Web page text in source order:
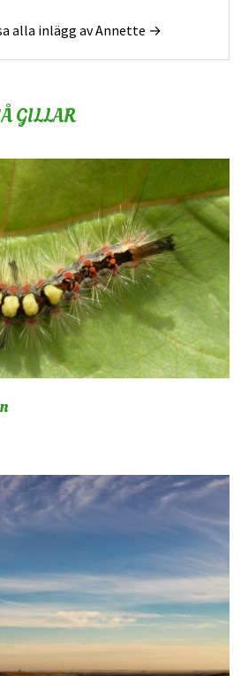
alla inlägg av Annette →
GILLAR